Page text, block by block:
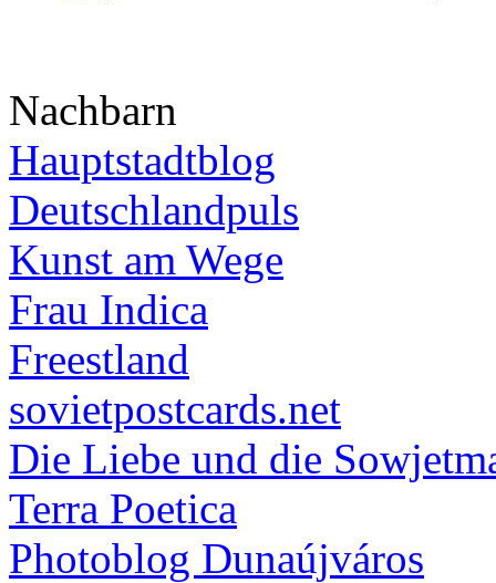
Nachbarn
Hauptstadtblog
Deutschlandpuls
Kunst am Wege
Frau Indica
Freestland
sovietpostcards.net
Die Liebe und die
Terra Poetica
Photoblog Dunaújváros